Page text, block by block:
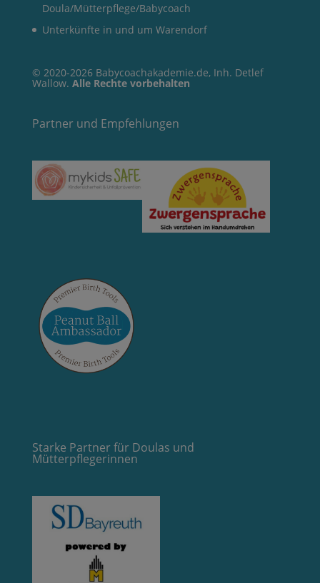
Doula/Mütterpflege/Babycoach
Unterkünfte in und um Warendorf
© 2020-2026 Babycoachakademie.de, Inh. Detlef
Wallow. Alle Rechte vorbehalten
Partner und Empfehlungen
Starke Partner für Doulas und
Mütterpflegerinnen